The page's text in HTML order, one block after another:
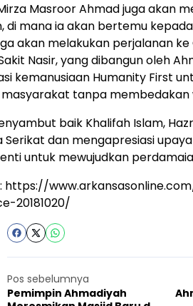
Masroor Ahmad juga akan
di mana ia akan bertemu
akan melakukan perjalanan
Nasir, yang dibangun oleh
kemanusiaan Humanity First
tanpa membedakan
baik Khalifah Islam,
Serikat dan mengapresiasi
untuk mewujudkan
https://
20181020/
Pos sebelumnya
Pemimpin Ahmadiyah